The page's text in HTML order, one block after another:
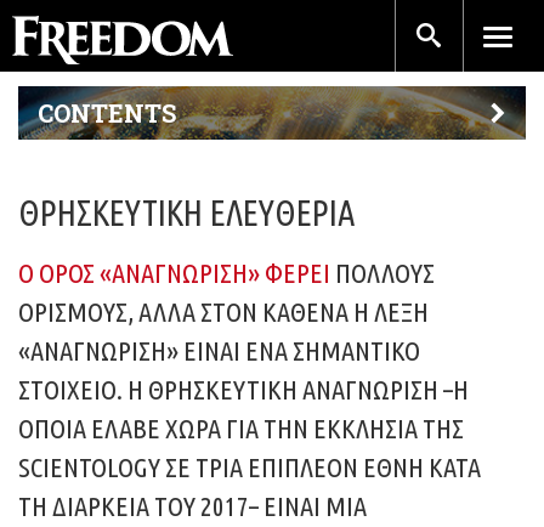
CONTENTS
ΘΡΗΣΚΕΥΤΙΚΉ ΕΛΕΥΘΕΡΊΑ
Ο ΌΡΟΣ «ΑΝΑΓΝΏΡΙΣΗ» ΦΈΡΕΙ ΠΟΛΛΟΎΣ
ΟΡΙΣΜΟΎΣ, ΑΛΛΆ ΣΤΟΝ ΚΑΘΈΝΑ Η ΛΈΞΗ
«ΑΝΑΓΝΏΡΙΣΗ» ΕΊΝΑΙ ΈΝΑ ΣΗΜΑΝΤΙΚΌ
ΣΤΟΙΧΕΊΟ. Η ΘΡΗΣΚΕΥΤΙΚΉ ΑΝΑΓΝΏΡΙΣΗ –Η
ΟΠΟΊΑ ΈΛΑΒΕ ΧΏΡΑ ΓΙΑ ΤΗΝ ΕΚΚΛΗΣΊΑ ΤΗΣ
SCIENTOLOGY ΣΕ ΤΡΊΑ ΕΠΙΠΛΈΟΝ ΈΘΝΗ ΚΑΤΆ
ΤΗ ΔΙΆΡΚΕΙΑ ΤΟΥ 2017– ΕΊΝΑΙ ΜΙΑ